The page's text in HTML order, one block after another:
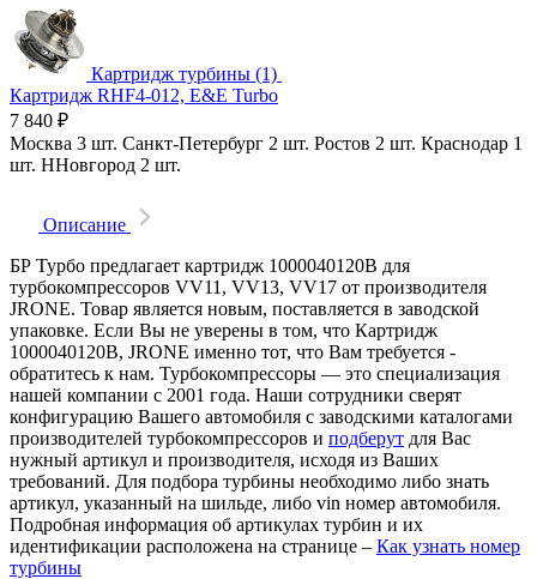
Картридж турбины (1)
Картридж RHF4-012, E&E Turbo
7 840 ₽
Москва 3 шт. Санкт-Петербург 2 шт. Ростов 2 шт. Краснодар 1
шт. ННовгород 2 шт.
Описание
БР Турбо предлагает картридж 1000040120B для
турбокомпрессоров VV11, VV13, VV17 от производителя
JRONE. Товар является новым, поставляется в заводской
упаковке. Если Вы не уверены в том, что Картридж
1000040120B, JRONE именно тот, что Вам требуется -
обратитесь к нам. Турбокомпрессоры — это специализация
нашей компании с 2001 года. Наши сотрудники сверят
конфигурацию Вашего автомобиля с заводскими каталогами
производителей турбокомпрессоров и подберут для Вас
нужный артикул и производителя, исходя из Ваших
требований. Для подбора турбины необходимо либо знать
артикул, указанный на шильде, либо vin номер автомобиля.
Подробная информация об артикулах турбин и их
идентификации расположена на странице – Как узнать номер
турбины